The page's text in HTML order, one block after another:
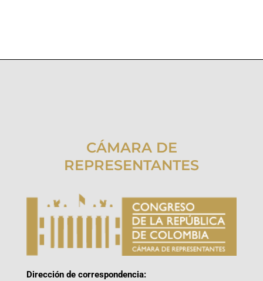
CÁMARA DE
REPRESENTANTES
Dirección de correspondencia: